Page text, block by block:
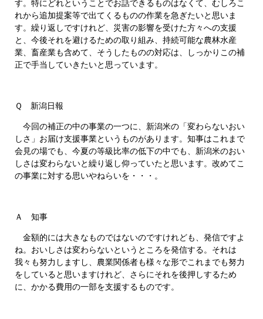
す。特にどれということでお話できるものはなくて、むしろこ
れから追加提案等で出てくるものの作業を急ぎたいと思いま
す。繰り返しですけれど、災害の影響を受けた方々への支援
と、今後それを避けるための取り組み、持続可能な農林水産
業、畜産業も含めて、そうしたものの対応は、しっかりこの補
正で手当していきたいと思っています。
Ｑ 新潟日報
今回の補正の中の事業の一つに、新潟米の「変わらないおい
しさ」お届け支援事業というものがあります。知事はこれまで
会見の場でも、今夏の等級比率の低下の中でも、新潟米のおい
しさは変わらないと繰り返し仰っていたと思います。改めてこ
の事業に対する思いやねらいを・・・。
Ａ 知事
金額的には大きなものではないのですけれども、発信ですよ
ね。おいしさは変わらないというところを発信する。それは
我々も努力しますし、農業関係者も様々な形でこれまでも努力
をしていると思いますけれど、さらにそれを後押しするため
に、かかる費用の一部を支援するものです。